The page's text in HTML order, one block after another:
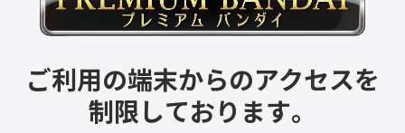
ご利用の端末からのアクセスを
制限しております。